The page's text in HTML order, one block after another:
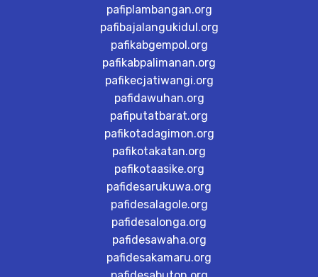
pafiplambangan.org
pafibajalangukidul.org
pafikabgempol.org
pafikabpalimanan.org
pafikecjatiwangi.org
pafidawuhan.org
pafiputatbarat.org
pafikotadagimon.org
pafikotakatan.org
pafikotaasike.org
pafidesarukuwa.org
pafidesalagole.org
pafidesalonga.org
pafidesawaha.org
pafidesakamaru.org